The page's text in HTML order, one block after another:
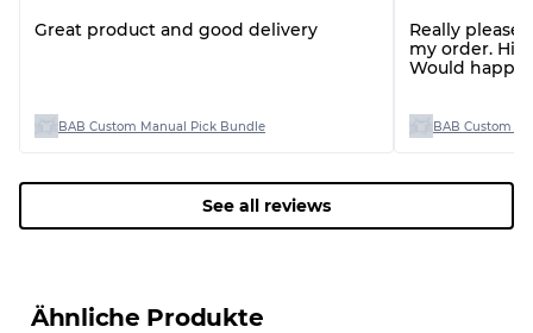
Great product and good delivery
BAB Custom Manual Pick Bundle
Really
my order.
Would
BAB Custom
See all reviews
Ähnliche Produkte